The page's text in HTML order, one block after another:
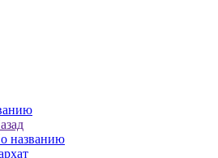
названию